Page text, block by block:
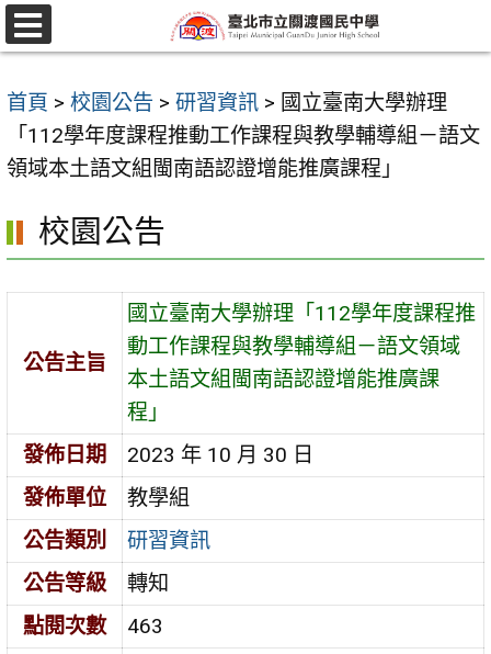
跳
至
要
容
選
單
首頁 > 校園公告 > 研習資訊 > 國立臺南大學辦理
「112學年度課程推動工作課程與教學輔導組－語文
領域本土語文組閩南語認證增能推廣課程」
校園公告
公告主旨
國立臺南大學辦理「112學年度課程推
動工作課程與教學輔導組－語文領域
本土語文組閩南語認證增能推廣課
程」
發佈日期
2023 年 10 月 30 日
發佈單位
教學組
公告類別
研習資訊
公告等級
轉知
點閱次數
463